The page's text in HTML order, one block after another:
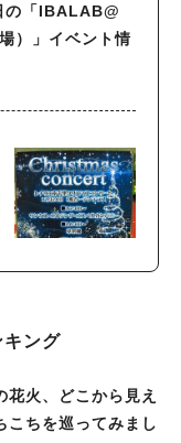
の「IBALAB@
）」イベント情
キング
花火、どこから見え
こちを巡ってみまし